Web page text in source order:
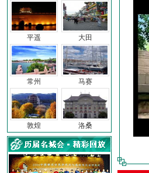
平遥
常州
敦煌
大田
马赛
洛桑